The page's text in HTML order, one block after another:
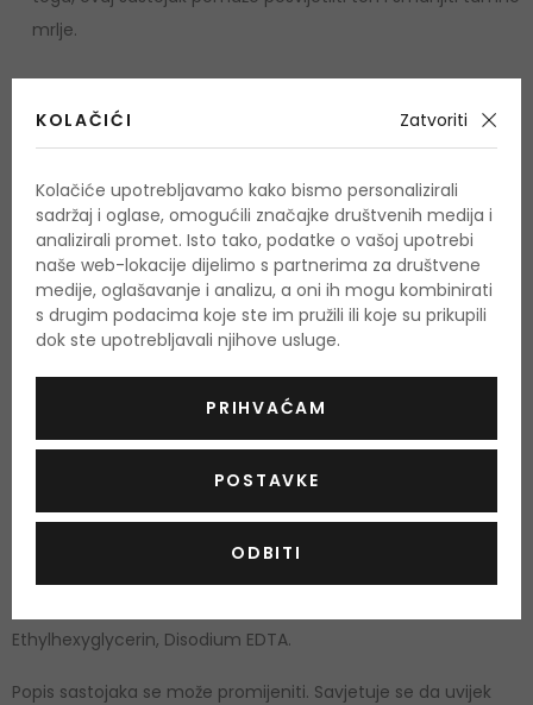
mrlje.
Upotreba:
Ulijte nekoliko kapi i nježno utrljajte u lice nakon čišćenja.
višekratnu upotrebu za nanošenje proizvoda.
Količina i sastojci:
Količina: 150 ml
Panax Ginseng Root Water, Butylene Glycol, Glycerin,
Propanediol, Niacinamide, 1,2-Hexanediol, Water,
Hydroxyacetophenone, Glyceryl Glucoside, Xanthna Gum,
Panthenol, Dipotassium Glycyrrhizate, Allantoin, Adenosine,
Ethylhexyglycerin, Disodium EDTA.
Popis sastojaka se može promijeniti. Savjetuje se da uvijek
KOLAČIĆI Zatvoriti
Kolačiće upotrebljavamo kako bismo personalizirali
sadržaj i oglase, omogućili značajke društvenih medija i
analizirali promet. Isto tako, podatke o vašoj upotrebi
naše web-lokacije dijelimo s partnerima za društvene
medije, oglašavanje i analizu, a oni ih mogu kombinirati
s drugim podacima koje ste im pružili ili koje su prikupili
dok ste upotrebljavali njihove usluge.
PRIHVAĆAM
POSTAVKE
ODBITI